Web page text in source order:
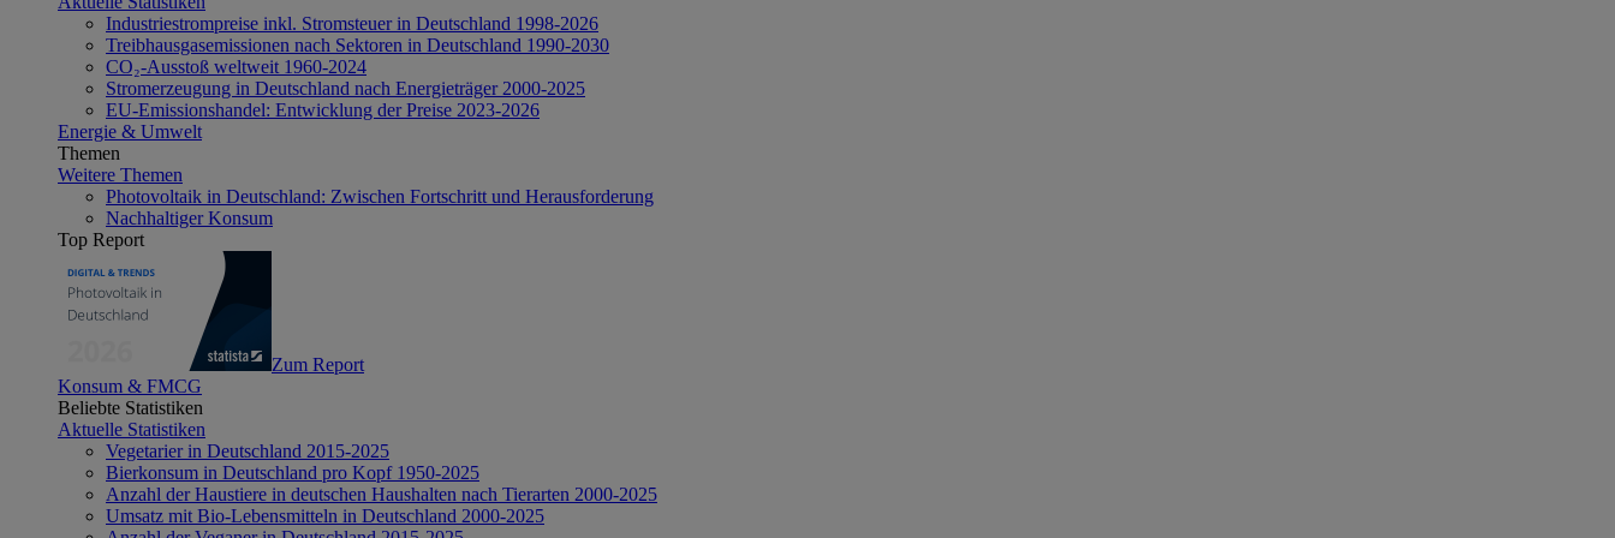
Industriestrompreise inkl. Stromsteuer in Deutschland 1998-2026
Treibhausgasemissionen nach Sektoren in Deutschland 1990-2030
CO₂-Ausstoß weltweit 1960-2024
Stromerzeugung in Deutschland nach Energieträger 2000-2025
EU-Emissionshandel: Entwicklung der Preise 2023-2026
Energie & Umwelt
Themen
Weitere Themen
Photovoltaik in Deutschland: Zwischen Fortschritt und Herausforderung
Nachhaltiger Konsum
Top Report
Zum Report
Konsum & FMCG
Beliebte Statistiken
Aktuelle Statistiken
Vegetarier in Deutschland 2015-2025
Bierkonsum in Deutschland pro Kopf 1950-2025
Anzahl der Haustiere in deutschen Haushalten nach Tierarten 2000-2025
Umsatz mit Bio-Lebensmitteln in Deutschland 2000-2025